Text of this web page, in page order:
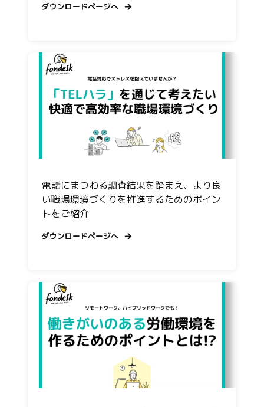
ダウンロードページへ
電話にまつわる調査結果を踏まえ、より良
い職場環境づくりを推進するためのポイン
トをご紹介
ダウンロードページへ